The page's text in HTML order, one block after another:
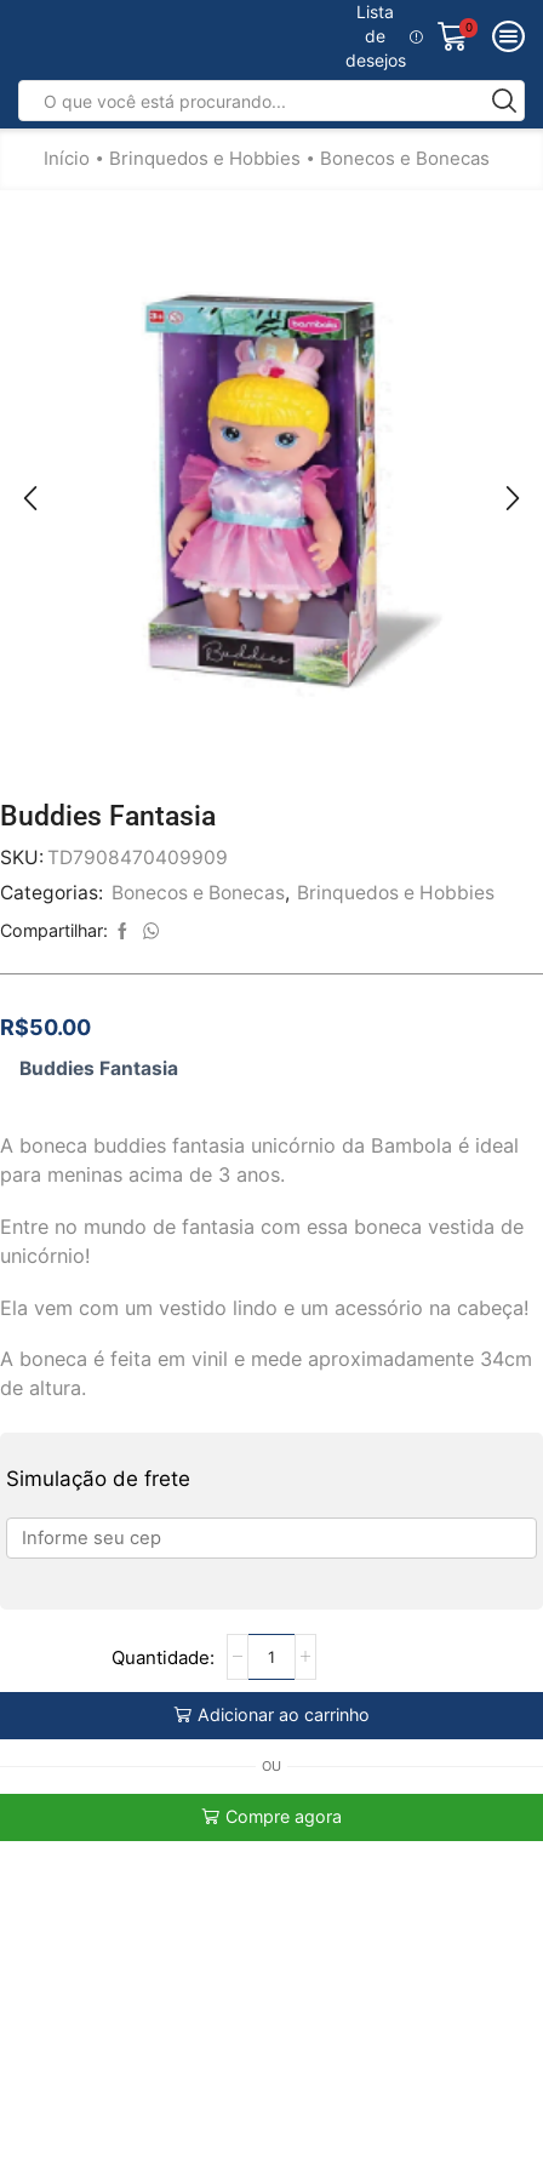
Lista
de
desejos
0
Início • Brinquedos e Hobbies • Bonecos e Bonecas
Buddies Fantasia
SKU: TD7908470409909
Categorias: Bonecos e Bonecas, Brinquedos e Hobbies
Compartilhar:
R$50.00
Buddies Fantasia
A boneca buddies fantasia unicórnio da Bambola é ideal
para meninas acima de 3 anos.
Entre no mundo de fantasia com essa boneca vestida de
unicórnio!
Ela vem com um vestido lindo e um acessório na cabeça!
A boneca é feita em vinil e mede aproximadamente 34cm
de altura.
Simulação de frete
Adicionar ao carrinho
OU
Compre agora